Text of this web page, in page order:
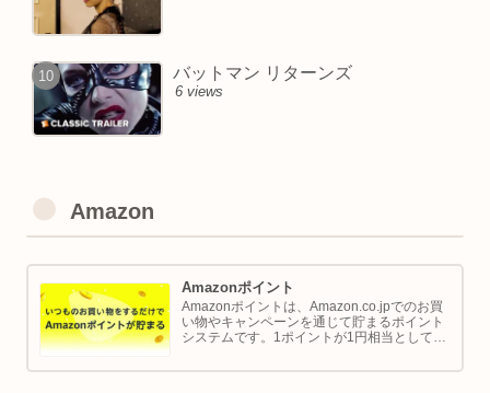
バットマン リターンズ
6 views
Amazon
Amazonポイント
Amazonポイントは、Amazon.co.jpでのお買
い物やキャンペーンを通じて貯まるポイント
システムです。1ポイントが1円相当として、
では Amazon ポイントの使い方と貯め方を解